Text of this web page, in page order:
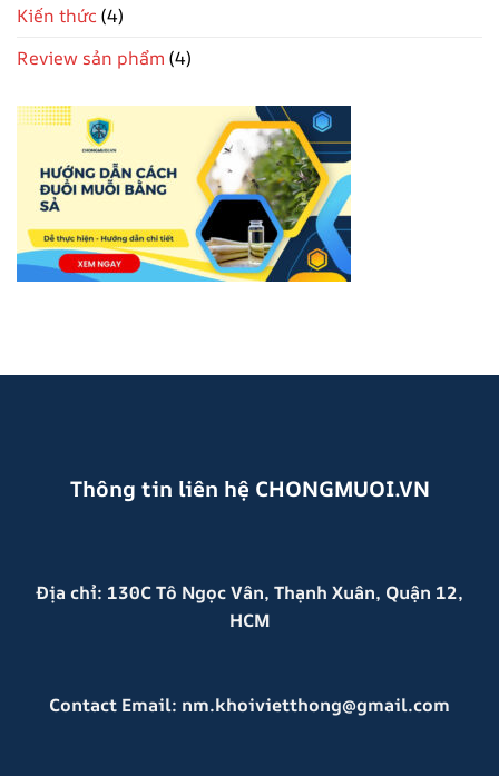
Kiến thức (4)
Review sản phẩm (4)
Thông tin liên hệ CHONGMUOI.VN
Địa chỉ: 130C Tô Ngọc Vân, Thạnh Xuân, Quận 12,
HCM
Contact Email: nm.khoivietthong@gmail.com